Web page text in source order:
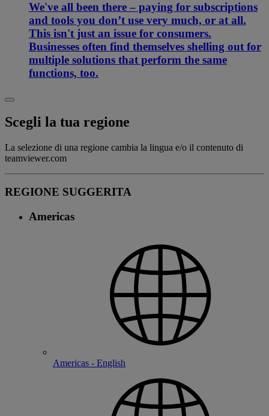
We've all been there – paying for subscriptions
and tools you don’t use very much, or at all.
This isn't just an issue for consumers.
Businesses often find themselves shelling out for
multiple solutions that perform the same
functions, too.
Scegli la tua regione
La selezione di una regione cambia la lingua e/o il contenuto di
teamviewer.com
REGIONE SUGGERITA
Americas
Americas - English